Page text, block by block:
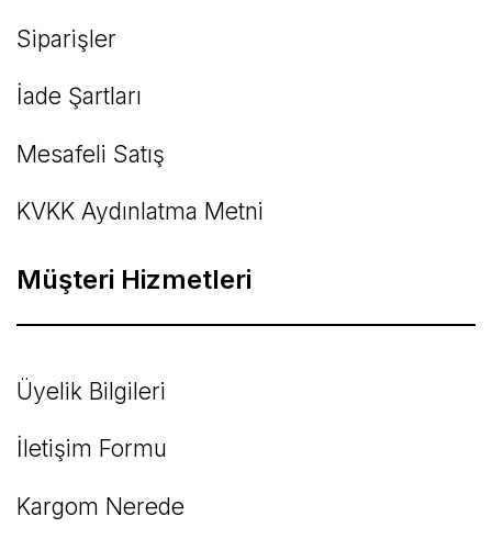
Siparişler
İade Şartları
Mesafeli Satış
KVKK Aydınlatma Metni
Müşteri Hizmetleri
Üyelik Bilgileri
İletişim Formu
Kargom Nerede